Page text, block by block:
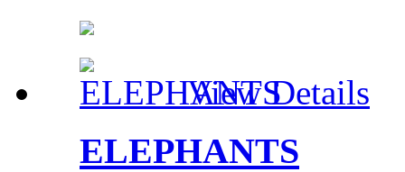
View Details
ELEPHANTS